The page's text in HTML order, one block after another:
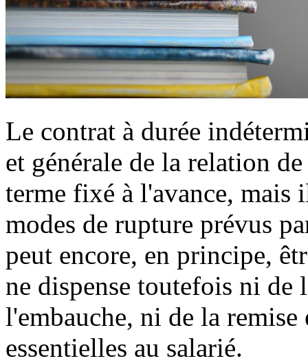
Le contrat à durée
et générale de la relation
terme fixé à l'avance, mais
modes de rupture prévus
peut encore, en principe,
ne dispense toutefois ni de
l'embauche, ni de la
essentielles au salarié.